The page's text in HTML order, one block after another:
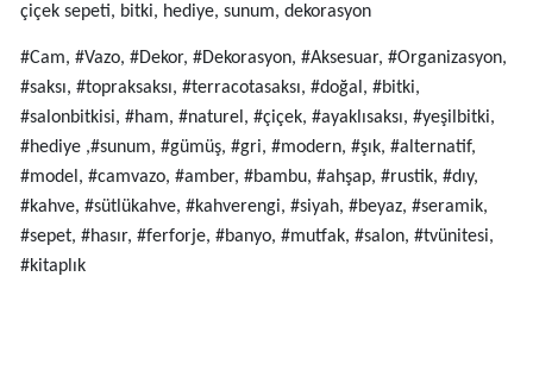
çiçek sepeti, bitki, hediye, sunum, dekorasyon
#Cam, #Vazo, #Dekor, #Dekorasyon, #Aksesuar, #Organizasyon,
#saksı, #topraksaksı, #terracotasaksı, #doğal, #bitki,
#salonbitkisi, #ham, #naturel, #çiçek, #ayaklısaksı, #yeşilbitki,
#hediye ,#sunum, #gümüş, #gri, #modern, #şık, #alternatif,
#model, #camvazo, #amber, #bambu, #ahşap, #rustik, #dıy,
#kahve, #sütlükahve, #kahverengi, #siyah, #beyaz, #seramik,
#sepet, #hasır, #ferforje, #banyo, #mutfak, #salon, #tvünitesi,
#kitaplık